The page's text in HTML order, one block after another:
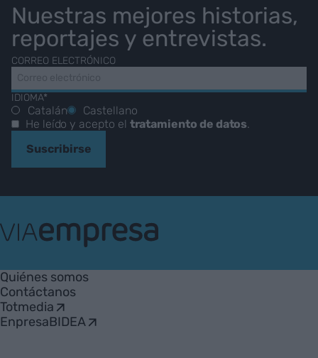
Nuestras mejores historias,
reportajes y entrevistas.
CORREO ELECTRÓNICO
IDIOMA*
Catalán
Castellano
He leído y acepto el tratamiento de datos.
Suscribirse
Empresa
Quiénes somos
Contáctanos
Totmedia
EnpresaBIDEA